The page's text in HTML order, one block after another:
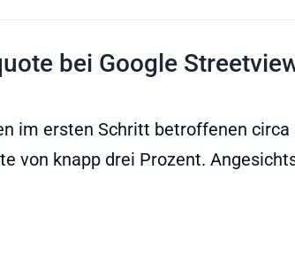
bei Google
im ersten Schritt betroffenen
von knapp drei Prozent.